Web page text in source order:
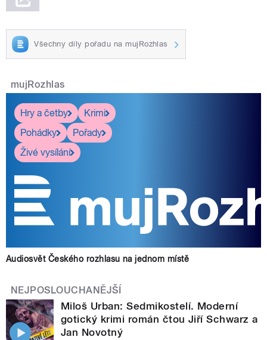
Všechny díly pořadu na mujRozhlas
mujRozhlas
Hry a četby
Krimi
Pohádky
Pořady
Živé vysílání
Audiosvět Českého rozhlasu na jednom místě
NEJPOSLOUCHANĚJŠÍ
Miloš Urban: Sedmikostelí. Moderní
gotický krimi román čtou Jiří Schwarz a
Jan Novotný